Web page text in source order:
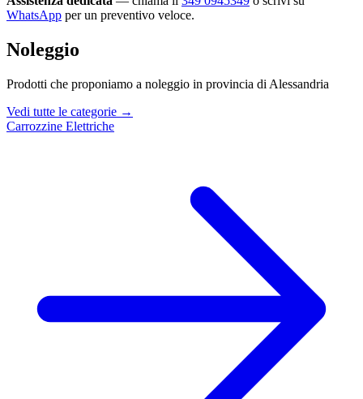
WhatsApp per un preventivo veloce.
Noleggio
Prodotti che proponiamo a noleggio in provincia di Alessandria
Vedi tutte le categorie →
Carrozzine Elettriche